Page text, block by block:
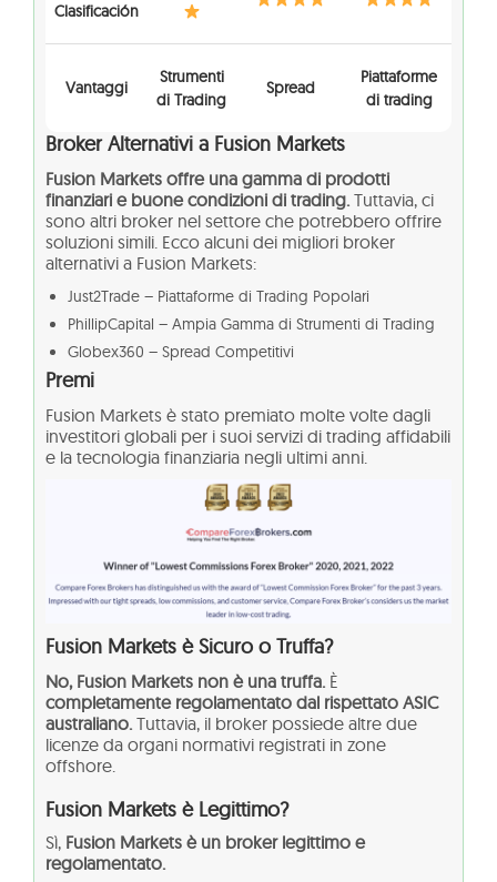
Clasificación
Vantaggi
Strumenti
di Trading
Spread
Piattaforme
di trading
Broker Alternativi a Fusion Markets
Fusion Markets offre una gamma di prodotti
finanziari e buone condizioni di trading. Tuttavia, ci
sono altri broker nel settore che potrebbero offrire
soluzioni simili. Ecco alcuni dei migliori broker
alternativi a Fusion Markets:
Just2Trade – Piattaforme di Trading Popolari
PhillipCapital – Ampia Gamma di Strumenti di Trading
Globex360 – Spread Competitivi
Premi
Fusion Markets è stato premiato molte volte dagli
investitori globali per i suoi servizi di trading affidabili
e la tecnologia finanziaria negli ultimi anni.
Fusion Markets è Sicuro o Truffa?
No, Fusion Markets non è una truffa. È
completamente regolamentato dal rispettato ASIC
australiano. Tuttavia, il broker possiede altre due
licenze da organi normativi registrati in zone
offshore.
Fusion Markets è Legittimo?
Sì, Fusion Markets è un broker legittimo e
regolamentato.